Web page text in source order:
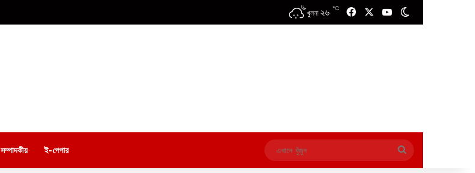
খুলনা ২৬ ℃ FacebookYouTube
সম্পাদকীয় ই-পেপার
এখানে